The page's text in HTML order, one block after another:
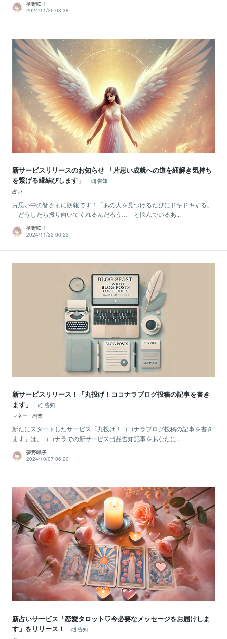
夢野咲子
2024/11/26 08:38
新サービスリリースのお知らせ 「片思い成就への道を紐解き気持ち
を繋げる縁結びします」
告知
占い
片思い中の皆さまに朗報です！「あの人を見つけるたびにドキドキする」
「どうしたら振り向いてくれるんだろう…」と悩んでいるあ...
夢野咲子
2024/11/22 00:22
新サービスリリース！「丸投げ！ココナラブログ投稿の記事を書き
ます」
告知
マネー・副業
新たにスタートしたサービス「丸投げ！ココナラブログ投稿の記事を書き
ます」は、ココナラでの新サービス出品告知記事をあなたに...
夢野咲子
2024/10/07 06:20
新占いサービス「恋愛タロット♡今必要なメッセージをお届けしま
す」をリリース！
告知